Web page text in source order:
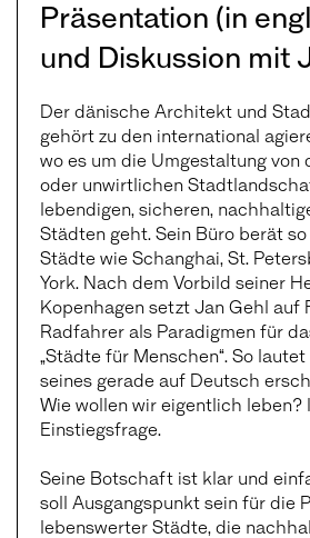
Präsentation (in
und Diskussion mit
Der dänische Architekt und
gehört zu den international
wo es um die Umgestaltung von
oder unwirtlichen
lebendigen, sicheren,
Städten geht. Sein Büro berät
Städte wie Schanghai, St.
York. Nach dem Vorbild seiner
Kopenhagen setzt Jan Gehl auf
Radfahrer als Paradigmen für
„Städte für Menschen“. So
seines gerade auf Deutsch
Wie wollen wir eigentlich leben?
Einstiegsfrage.
Seine Botschaft ist klar und
soll Ausgangspunkt sein für die
lebenswerter Städte, die